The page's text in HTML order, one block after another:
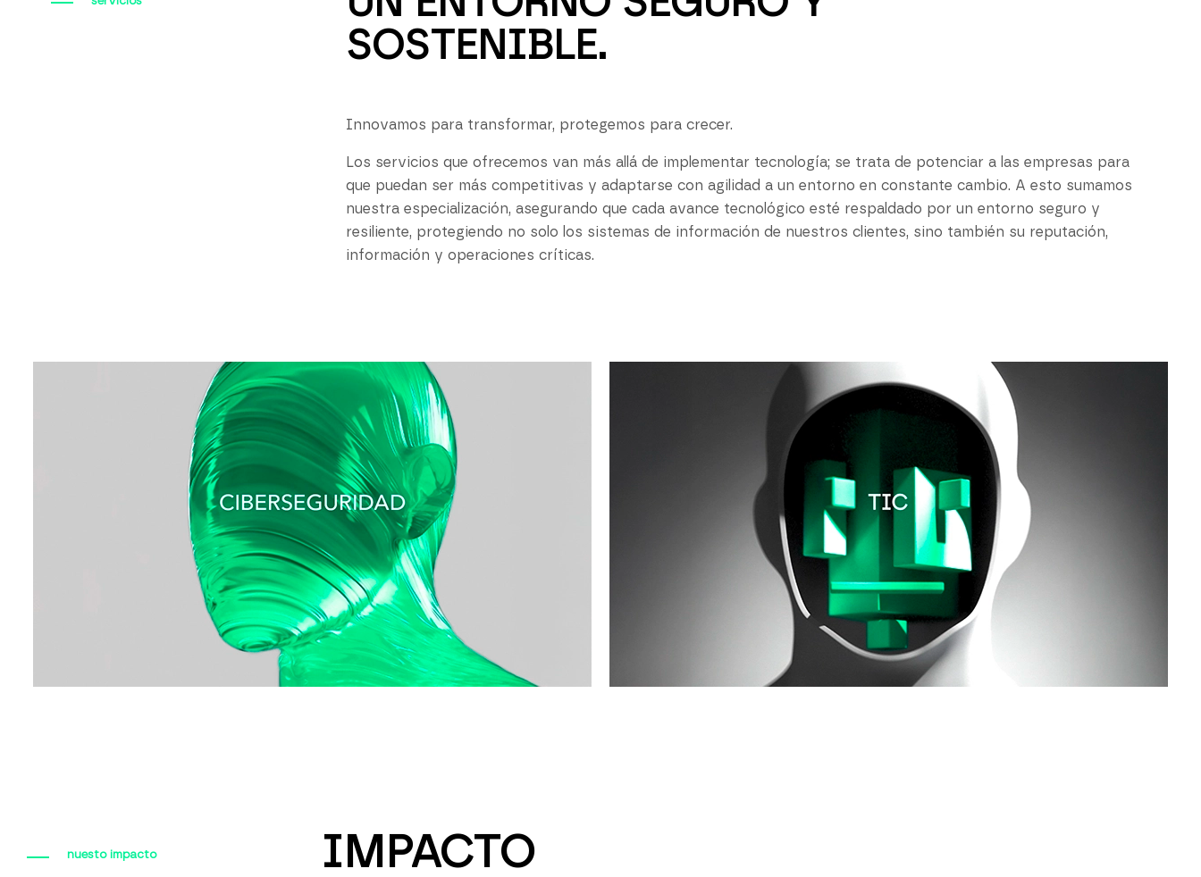
SOSTENIBLE.
Innovamos para transformar, protegemos para crecer.
Los servicios que ofrecemos van más allá de implementar tecnología; se trata de potenciar a las empresas para
que puedan ser más competitivas y adaptarse con agilidad a un entorno en constante cambio. A esto sumamos
nuestra especialización, asegurando que cada avance tecnológico esté respaldado por un entorno seguro y
resiliente, protegiendo no solo los sistemas de información de nuestros clientes, sino también su reputación,
información y operaciones críticas.
nuesto impacto IMPACTO